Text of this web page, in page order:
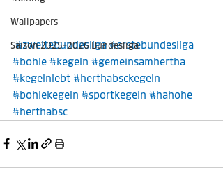
Wallpapers
Saison 2025-2026 Bundesliga
#zweitebundesliga #erstebundesliga
#bohle #kegeln #gemeinsamhertha
#kegelnlebt #herthabsckegeln
#bohlekegeln #sportkegeln #hahohe
#herthabsc